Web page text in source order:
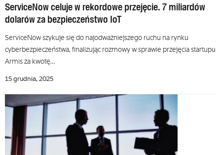
ServiceNow celuje w rekordowe przejęcie. 7 miliardów
dolarów za bezpieczeństwo IoT
ServiceNow szykuje się do najodważniejszego ruchu na rynku
cyberbezpieczeństwa, finalizując rozmowy w sprawie przejęcia startupu
Armis za kwotę…
15 grudnia, 2025